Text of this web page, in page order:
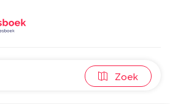
Zoek